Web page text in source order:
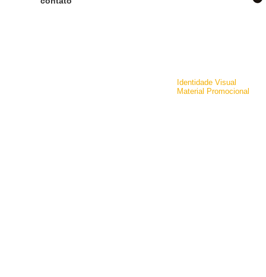
Identidade Visual
Material Promocional